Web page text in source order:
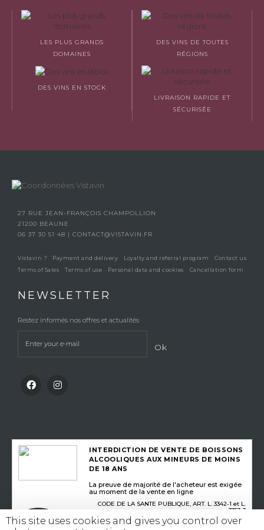
LES PLUS GRANDS
DOMAINES
DES VINS DE TOUTES
RÉGIONS
DES VINS EN STOCK
LIVRAISON RAPIDE ET
SÉCURISÉE
27 RUE JEAN-FRANÇOIS CHAMPOLLION
21200 BEAUNE
06 37 30 51 48 | CONTACT@VISTAVIN.FR
Vistavin ? Payment and delivery Loyalty and referral program
Contact us
Terms of Sales
Terms of use Personal data and cookies Cancellation form
NEWSLETTER
Restez informés nos offres et actualités
Ok
INTERDICTION DE VENTE DE BOISSONS
ALCOOLIQUES AUX MINEURS DE MOINS
DE 18 ANS
La preuve de majorité de l'acheteur est exigée
au moment de la vente en ligne
CODE DE LA SANTE PUBLIQUE, ART. L. 3342-1 et L.
3353-3
This site uses cookies and gives you control over